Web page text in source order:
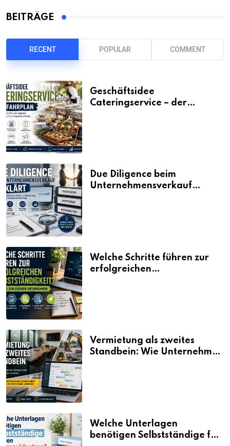
BEITRÄGE
RECENT POPULAR COMMENT
Geschäftsidee
Cateringservice – der
Due Diligence beim
Unternehmensverkauf
Welche Schritte führen zur
erfolgreichen
Vermietung als zweites
Standbein: Wie Unternehmen
Welche Unterlagen
benötigen Selbstständige für